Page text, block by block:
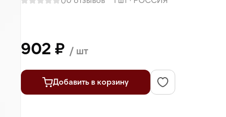
902 ₽ / шт
Добавить в корзину